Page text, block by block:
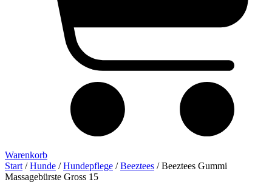
Warenkorb
Start /Hunde /Hundepflege /Beeztees / Beeztees Gummi
Massagebürste Gross 15